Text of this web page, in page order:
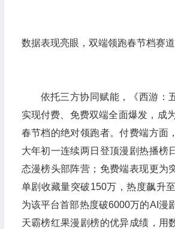
数据表现亮眼，双端领跑春节档赛道
依托三方协同赋能，《西游：
实现付费、免费双端全面爆发，成
春节档的绝对领跑者。付费端方面
大年初一连续两日登顶漫剧热播榜
态漫榜头部阵营；免费端表现更为
单剧收藏量突破150万，热度飙升
为该平台首部热度破6000万的AI漫
天霸榜红果漫剧榜的优异成绩，用